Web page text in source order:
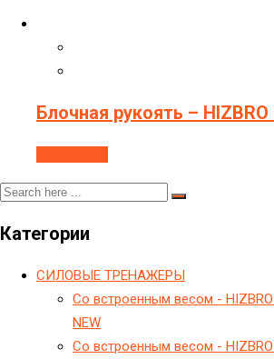
Блочная рукоять – HIZBRO
Категории
CИЛОВЫЕ ТРЕНАЖЕРЫ
Cо встроенным весом -
NEW
Cо встроенным весом -